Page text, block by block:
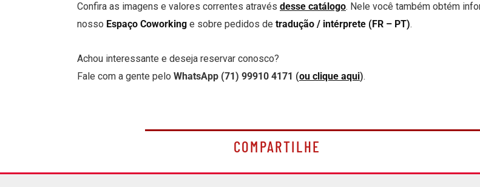
Confira as imagens e valores correntes através desse catálogo. Nele você também obtém
nosso Espaço Coworking e sobre pedidos de tradução / intérprete (FR – PT).
Achou interessante e deseja reservar conosco?
Fale com a gente pelo WhatsApp (71) 99910 4171 (ou clique aqui).
COMPARTILHE